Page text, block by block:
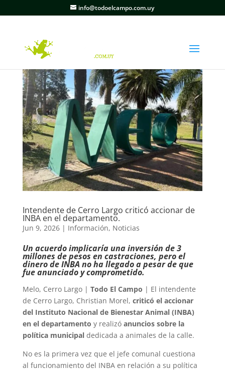
info@todoelcampo.com.uy
Intendente de Cerro Largo criticó accionar de
INBA en el departamento.
Jun 9, 2026| Información, Noticias
Un acuerdo implicaría una inversión de 3
millones de pesos en castraciones, pero el
dinero de INBA no ha llegado a pesar de que
fue anunciado y comprometido.
Melo, Cerro Largo | Todo El Campo | El intendente
de Cerro Largo, Christian Morel, criticó el accionar
del Instituto Nacional de Bienestar Animal (INBA)
en el departamento y realizó anuncios sobre la
política municipaldedicada a animales de la calle.
No es la primera vez que el jefe comunal cuestiona
al funcionamiento del INBA en relación a su política